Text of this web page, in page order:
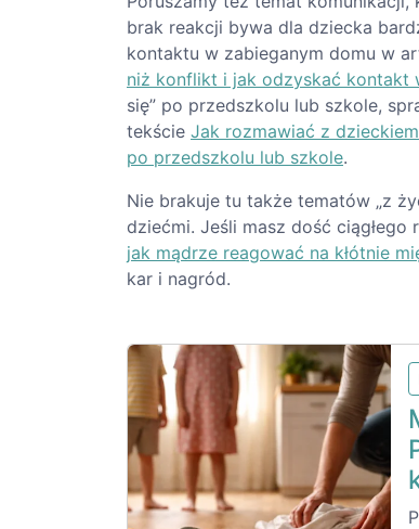
brak reakcji bywa dla dziecka
kontaktu w zabieganym domu w
niż konflikt i jak odzyskać kontakt
się” po przedszkolu lub szkole,
tekście Jak rozmawiać z
po przedszkolu lub szkole.
Nie brakuje tu także tematów „z
dziećmi. Jeśli masz dość ciągłego
jak mądrze reagować na kłótnie
kar i nagród.